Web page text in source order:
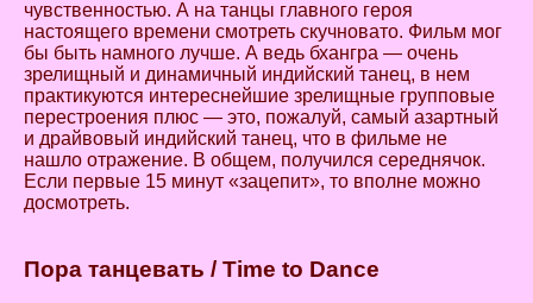
чувственностью. А на танцы главного героя
настоящего времени смотреть скучновато. Фильм мог
бы быть намного лучше. А ведь бхангра — очень
зрелищный и динамичный индийский танец, в нем
практикуются интереснейшие зрелищные групповые
перестроения плюс — это, пожалуй, самый азартный
и драйвовый индийский танец, что в фильме не
нашло отражение. В общем, получился середнячок.
Если первые 15 минут «зацепит», то вполне можно
досмотреть.
Пора танцевать / Time to Dance